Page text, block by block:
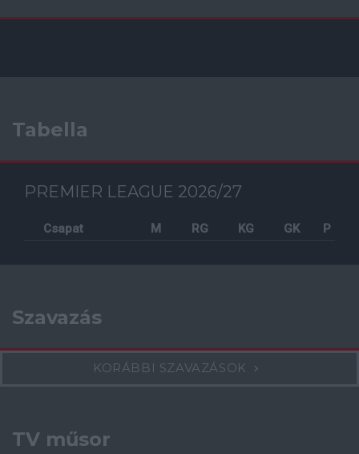
Tabella
PREMIER LEAGUE 2026/27
Csapat M RG KG GK P
Szavazás
KORÁBBI SZAVAZÁSOK
TV műsor